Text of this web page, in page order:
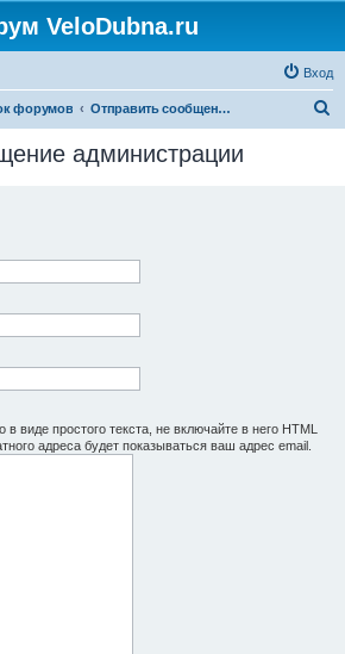
VeloDubna.ru
Вход
форумов Отправить сообщение администрации
администрации
виде простого текста, не включайте в него HTML
адреса будет показываться ваш адрес email.